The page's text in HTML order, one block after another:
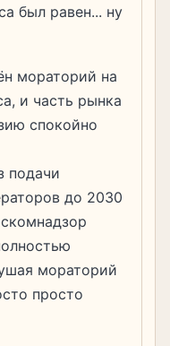
был равен... ну
мораторий на
и часть рынка
спокойно
подачи
до 2030
мораторий
просто